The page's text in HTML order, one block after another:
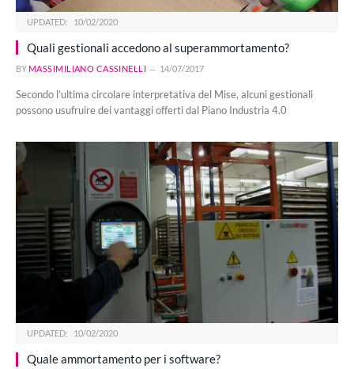
UPDATED: 10/02/2020
Quali gestionali accedono al superammortamento?
BY MASSIMILIANO CASSINELLI 14/07/2017
Secondo l’ultima circolare interpretativa del Mise, alcuni gestionali
possono usufruire dei vantaggi offerti dal Piano Industria 4.0
UPDATED: 10/02/2020
Quale ammortamento per i software?